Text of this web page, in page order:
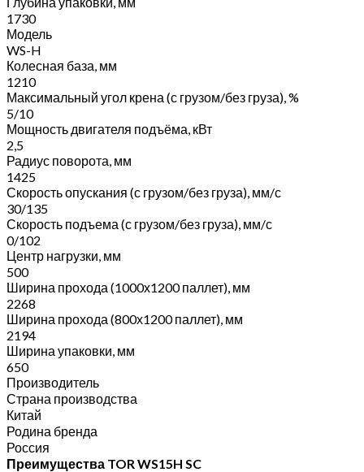
1730
Модель
WS-H
Колесная база, мм
1210
Максимальный угол крена (с грузом/без груза), %
5/10
Мощность двигателя подъёма, кВт
2,5
Радиус поворота, мм
1425
Скорость опускания (с грузом/без груза), мм/с
30/135
Скорость подъема (с грузом/без груза), мм/с
0/102
Центр нагрузки, мм
500
Ширина прохода (1000х1200 паллет), мм
2268
Ширина прохода (800х1200 паллет), мм
2194
Ширина упаковки, мм
650
Производитель
Страна производства
Китай
Родина бренда
Россия
Преимущества TOR WS15H SC